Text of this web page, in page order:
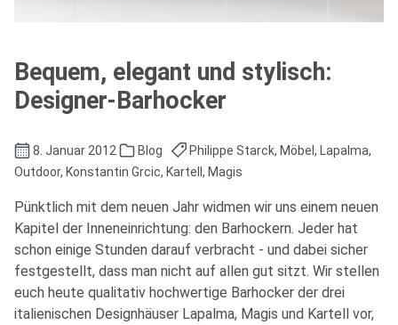
Bequem, elegant und stylisch:
Designer-Barhocker
8. Januar 2012 Blog
Philippe Starck, Möbel, Lapalma,
Outdoor, Konstantin Grcic, Kartell, Magis
Pünktlich mit dem neuen Jahr widmen wir uns einem neuen
Kapitel der Inneneinrichtung: den Barhockern. Jeder hat
schon einige Stunden darauf verbracht - und dabei sicher
festgestellt, dass man nicht auf allen gut sitzt. Wir stellen
euch heute qualitativ hochwertige Barhocker der drei
italienischen Designhäuser Lapalma, Magis und Kartell vor,